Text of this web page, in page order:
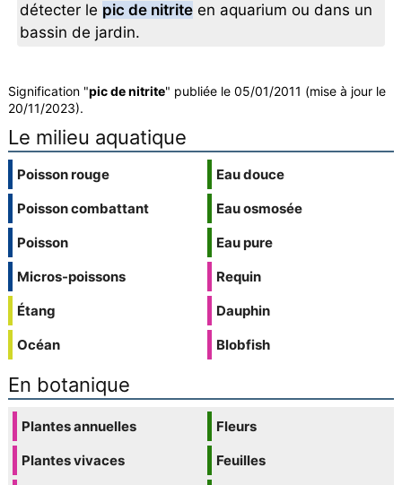
détecter le pic de nitrite en aquarium ou dans un
bassin de jardin.
Signification "pic de nitrite" publiée le 05/01/2011 (mise à jour le
20/11/2023).
Le milieu aquatique
Poisson rouge
Poisson combattant
Poisson
Micros-poissons
Étang
Océan
Eau douce
Eau osmosée
Eau pure
Requin
Dauphin
Blobfish
En botanique
Plantes annuelles
Plantes vivaces
Fleurs
Feuilles